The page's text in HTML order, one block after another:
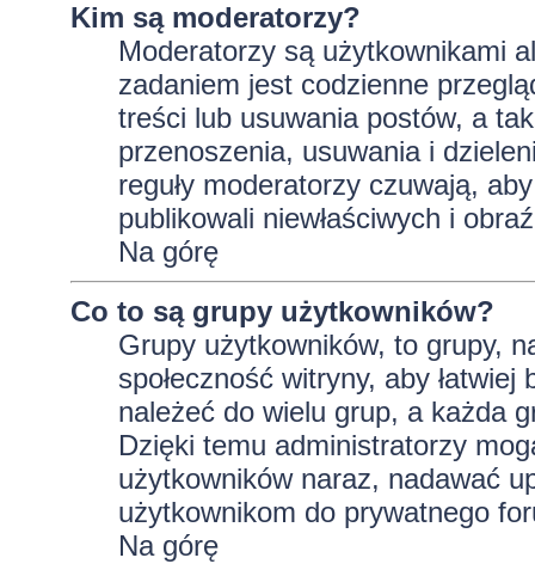
Kim są moderatorzy?
Moderatorzy są użytkownikami
zadaniem jest codzienne
treści lub usuwania postów, a
przenoszenia, usuwania i
reguły moderatorzy czuwają,
publikowali niewłaściwych i
Na górę
Co to są grupy użytkowników?
Grupy użytkowników, to grupy,
społeczność witryny, aby
należeć do wielu grup, a każda
Dzięki temu administratorzy
użytkowników naraz, nadawać
użytkownikom do prywatnego
Na górę